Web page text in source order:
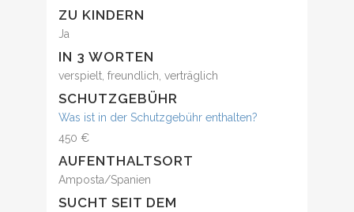
ZU KINDERN
Ja
IN 3 WORTEN
verspielt, freundlich, verträglich
SCHUTZGEBÜHR
Was ist in der Schutzgebühr enthalten?
450 €
AUFENTHALTSORT
Amposta/Spanien
SUCHT SEIT DEM